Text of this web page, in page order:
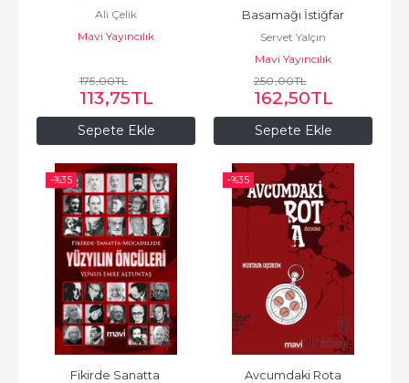
Sepete Ekle
Ali Çelik
Mavi Yayıncılık
175,00TL
113,75TL
Sepete Ekle
Basamağı İstiğfar
Servet Yalçın
Mavi Yayıncılık
250,00TL
162,50TL
-%35
Fikirde Sanatta
-%35
Avcumdaki Rota